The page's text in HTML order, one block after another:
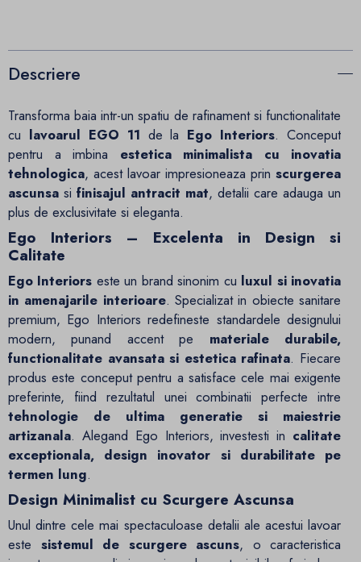
Descriere
Transforma baia intr-un spatiu de rafinament si functionalitate
cu lavoarul EGO 11 de la Ego Interiors. Conceput
pentru a imbina estetica minimalista cu inovatia
tehnologica, acest lavoar impresioneaza prin scurgerea
ascunsa si finisajul antracit mat, detalii care adauga un
plus de exclusivitate si eleganta.
Ego Interiors – Excelenta in Design si
Calitate
Ego Interiors este un brand sinonim cu luxul si inovatia
in amenajarile interioare. Specializat in obiecte sanitare
premium, Ego Interiors redefineste standardele designului
modern, punand accent pe materiale durabile,
functionalitate avansata si estetica rafinata. Fiecare
produs este conceput pentru a satisface cele mai exigente
preferinte, fiind rezultatul unei combinatii perfecte intre
tehnologie de ultima generatie si maiestrie
artizanala. Alegand Ego Interiors, investesti in calitate
exceptionala, design inovator si durabilitate pe
termen lung.
Design Minimalist cu Scurgere Ascunsa
Unul dintre cele mai spectaculoase detalii ale acestui lavoar
este sistemul de scurgere ascuns, o caracteristica